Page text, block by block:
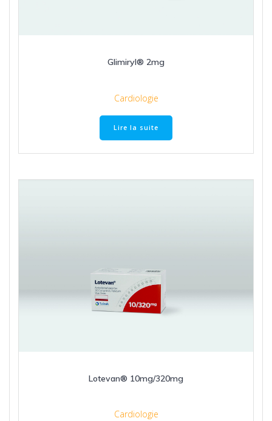
Glimiryl® 2mg
Cardiologie
Lire la suite
Lotevan® 10mg/320mg
Cardiologie